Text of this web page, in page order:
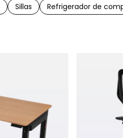
Sillas Refrigerador de